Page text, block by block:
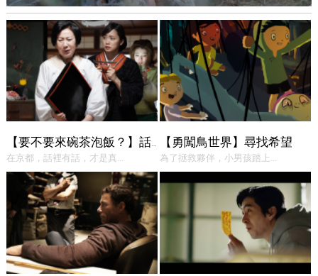
【要不要來碗茶泡飯？】話中有話
在京都，話裡有話，才是真...
【勇闖鳥世界】尋找希望
為了拯救夥伴，小男孩踏上...